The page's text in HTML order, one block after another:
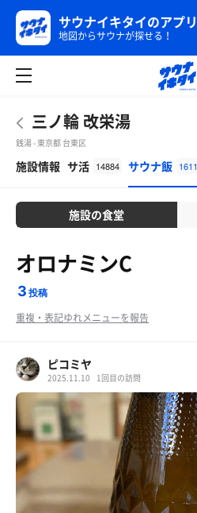
サウナイキタイのアプリ
地図からサウナが探せる！
三ノ輪 改栄湯
銭湯 - 東京都 台東区
施設情報 サ活 14884 サウナ飯 1611
施設の食堂
オロナミンC
3 投稿
重複・表記ゆれメニューを報告
ピコミヤ
2025.11.10 1回目の訪問